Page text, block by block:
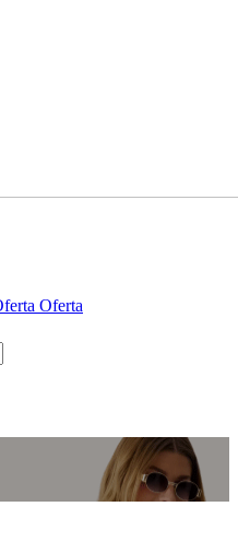
Oferta